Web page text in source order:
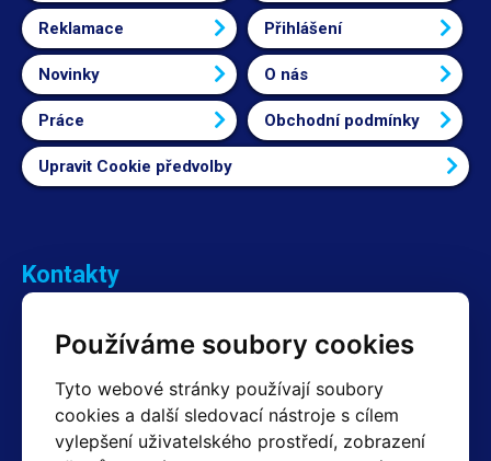
Používáme soubory cookies
Tyto webové stránky používají soubory
cookies a další sledovací nástroje s cílem
vylepšení uživatelského prostředí, zobrazení
Reklamace Přihlášení
Novinky O nás
Práce Obchodní podmínky
Upravit Cookie předvolby
Kontakty
+420 603 357 606 +420 605 234 204
Fakturační a expediční oddělení
+420 605 259 759 (Po–Pá: 7:30 – 15:00)